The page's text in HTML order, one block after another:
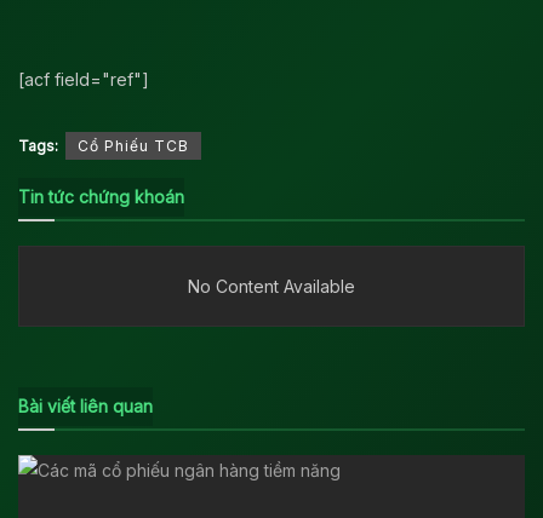
[acf field="ref"]
Tags: Cổ Phiếu TCB
Tin tức chứng khoán
No Content Available
Bài viết liên quan